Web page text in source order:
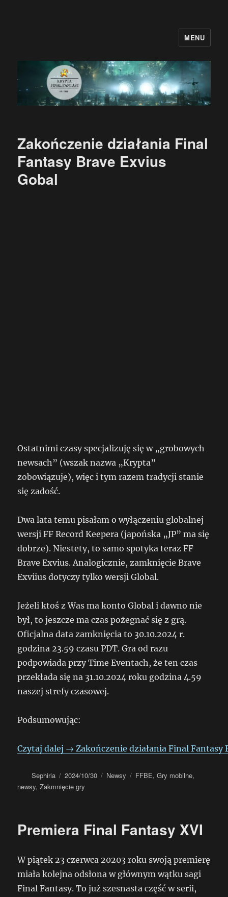
MENU
Zakończenie działania Final
Fantasy Brave Exvius
Gobal
Ostatnimi czasy specjalizuję się w „grobowych
newsach” (wszak nazwa „Krypta”
zobowiązuje), więc i tym razem tradycji stanie
się zadość.
Dwa lata temu pisałam o wyłączeniu globalnej
wersji FF Record Keepera (japońska „JP” ma się
dobrze). Niestety, to samo spotyka teraz FF
Brave Exvius. Analogicznie, zamknięcie Brave
Exviius dotyczy tylko wersji Global.
Jeżeli ktoś z Was ma konto Global i dawno nie
był, to jeszcze ma czas pożegnać się z grą.
Oficjalna data zamknięcia to 30.10.2024 r.
godzina 23.59 czasu PDT. Gra od razu
podpowiada przy Time Eventach, że ten czas
przekłada się na 31.10.2024 roku godzina 4.59
naszej strefy czasowej.
Podsumowując:
Czytaj dalej → Zakończenie działania Final Fantasy
Autor
Sephiria
Data
publikacji
2024/10/30 Kategorie
Newsy Tagi
FFBE,Gry mobilne,
newsy,Zakmnięcie gry
Premiera Final Fantasy XVI
W piątek 23 czerwca 20203 roku swoją premierę
miała kolejna odsłona w głównym wątku sagi
Final Fantasy. To już szesnasta część w serii,